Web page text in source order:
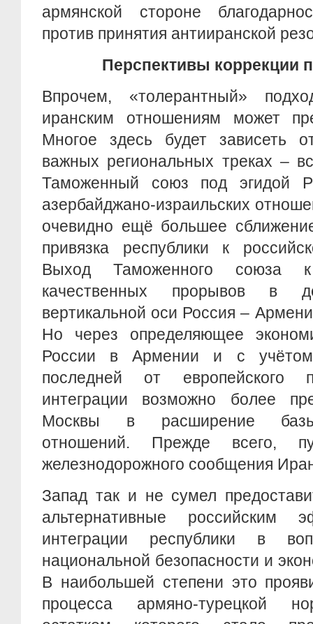
армянской стороне
против принятия антииранской
Перспективы коррекции
Впрочем, «толерантный»
иранским отношениям может
Многое здесь будет зависеть
важных региональных треках –
Таможенный союз под эгидой
азербайджано-израильских
очевидно ещё большее
привязка республики к
Выход Таможенного союза
качественных прорывов в
вертикальной оси Россия –
Но через определяющее
России в Армении и с учётом
последней от европейского
интеграции возможно более
Москвы в расширение базы
отношений. Прежде всего,
железнодорожного сообщения
Запад так и не сумел
альтернативные российским
интеграции республики в
национальной безопасности и
В наибольшей степени это
процесса армяно-турецкой